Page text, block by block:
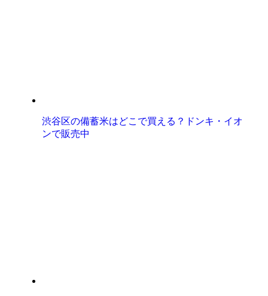
渋谷区の備蓄米はどこで買える？ドンキ・イオ
ンで販売中